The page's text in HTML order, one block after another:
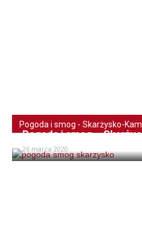
Pogoda i smog - Skarżysko-
Pogoda i smog –
26 marca 2020